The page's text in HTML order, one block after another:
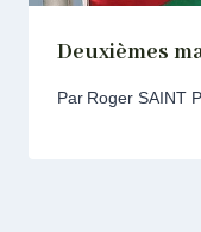
Deuxièmes
Par Roger SAINT